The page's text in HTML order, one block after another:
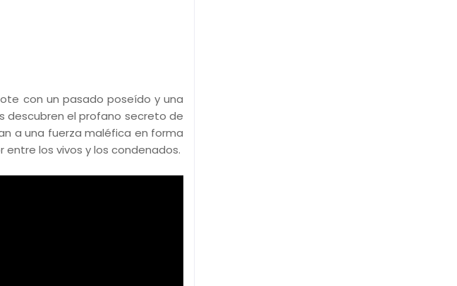
con un pasado poseído y una
descubren el profano secreto de
a una fuerza maléfica en forma
los vivos y los condenados.